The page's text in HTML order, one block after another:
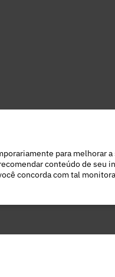
para melhorar a
conteúdo de seu
concorda com tal